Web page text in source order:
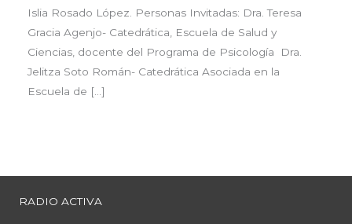
Islia Rosado López. Personas Invitadas: Dra. Teresa
Gracia Agenjo- Catedrática, Escuela de Salud y
Ciencias, docente del Programa de Psicología Dra.
Jelitza Soto Román- Catedrática Asociada en la
Escuela de […]
RADIO ACTIVA